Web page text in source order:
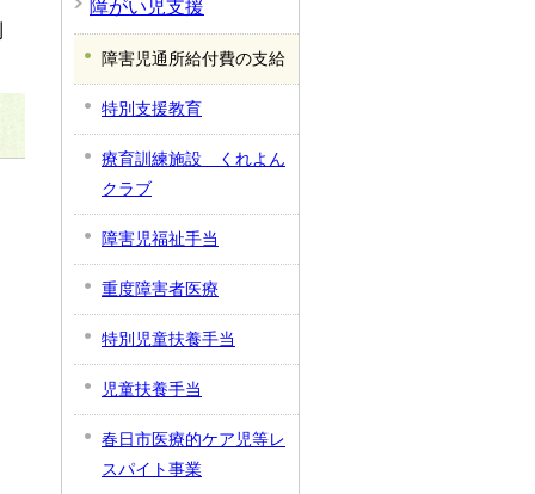
障がい児支援
障害児通所給付費の支給
特別支援教育
療育訓練施設 くれよん
クラブ
障害児福祉手当
重度障害者医療
特別児童扶養手当
児童扶養手当
春日市医療的ケア児等レ
スパイト事業